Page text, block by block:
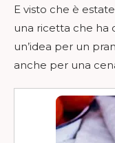
E visto che è
una ricetta che ha
un’idea per un
anche per una